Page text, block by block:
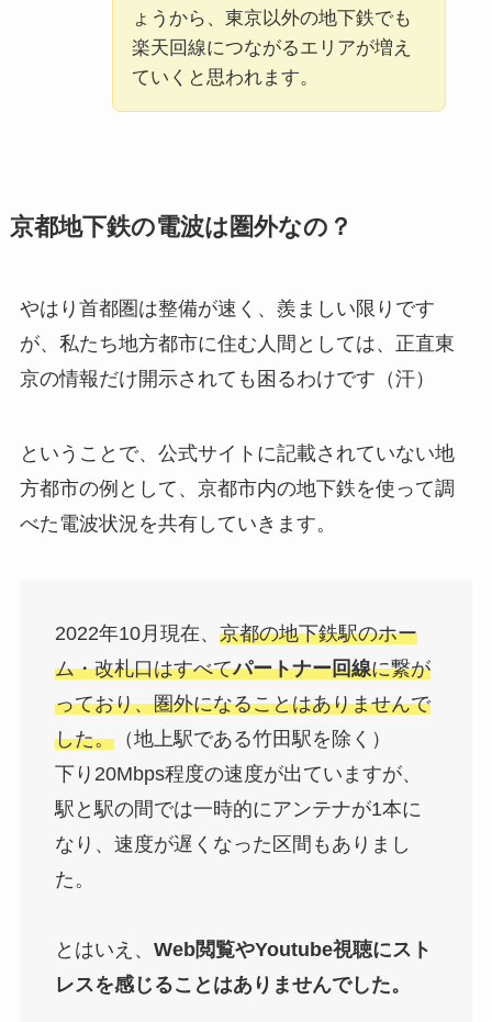
ょうから、東京以外の地下鉄でも
楽天回線につながるエリアが増え
ていくと思われます。
京都地下鉄の電波は圏外なの？
やはり首都圏は整備が速く、羨ましい限りです
が、私たち地方都市に住む人間としては、正直東
京の情報だけ開示されても困るわけです（汗）
ということで、公式サイトに記載されていない地
方都市の例として、京都市内の地下鉄を使って調
べた電波状況を共有していきます。
2022年10月現在、京都の地下鉄駅のホー
ム・改札口はすべてパートナー回線に繋が
っており、圏外になることはありませんで
した。 （地上駅である竹田駅を除く）
下り20Mbps程度の速度が出ていますが、
駅と駅の間では一時的にアンテナが1本に
なり、速度が遅くなった区間もありまし
た。
とはいえ、Web閲覧やYoutube視聴にスト
レスを感じることはありませんでした。